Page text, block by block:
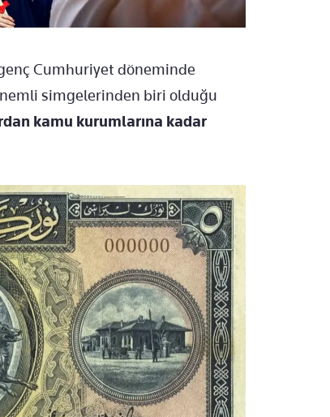
Cumhuriyet döneminde
simgelerinden biri olduğu
kamu kurumlarına kadar